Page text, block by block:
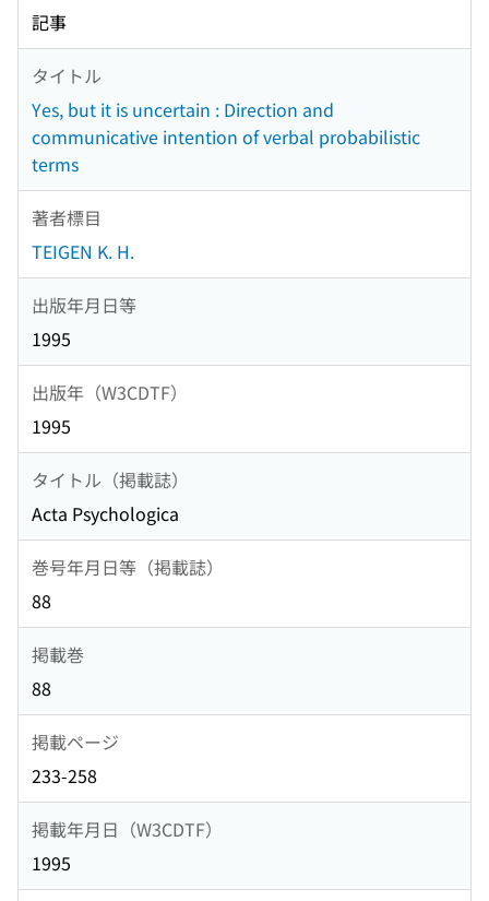
記事
タイトル
Yes, but it is uncertain : Direction and
communicative intention of verbal probabilistic
terms
著者標目
TEIGEN K. H.
出版年月日等
1995
出版年（W3CDTF）
1995
タイトル（掲載誌）
Acta Psychologica
巻号年月日等（掲載誌）
88
掲載巻
88
掲載ページ
233-258
掲載年月日（W3CDTF）
1995